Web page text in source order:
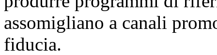
assomigliano a canali
fiducia.